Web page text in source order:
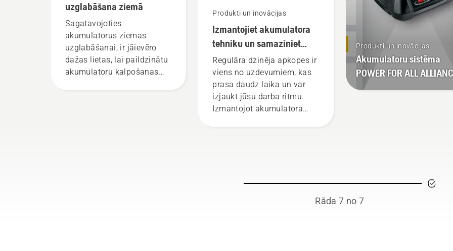
uzglabāšana ziemā
Sagatavojoties
akumulatorus ziemas
uzglabāšanai, ir jāievēro
dažas lietas, lai paildzinātu
akumulatoru kalpošanas
Produkti un inovācijas
Izmantojiet akumulatora
tehniku un samaziniet
apkopes apjomu
Regulāra dzinēja apkopes ir
viens no uzdevumiem, kas
prasa daudz laika un var
izjaukt jūsu darba ritmu.
Izmantojot akumulatora
Produkti un inovācijas
Akumulatoru sistēma
POWER FOR ALL
Rāda 7 no 7